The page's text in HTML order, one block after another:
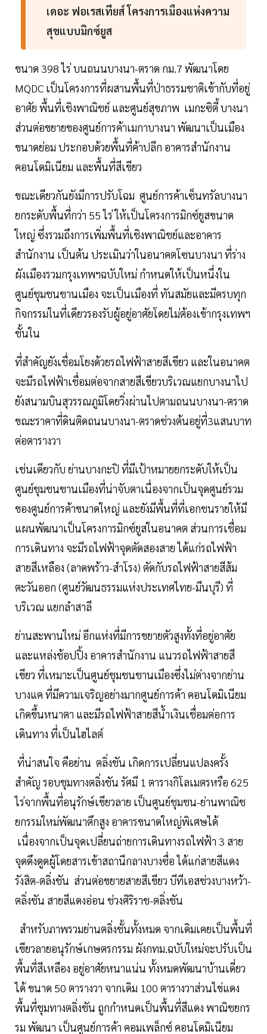
เดอะ ฟอเรสเทียส์ โครงการเมืองแห่งความ
สุขแบบมิกซ์ยูส
ขนาด 398 ไร่ บนถนนบางนา-ตราด กม.7 พัฒนาโดย
MQDC เป็นโครงการที่ผสานพื้นที่ป่าธรรมชาติเข้ากับที่อยู่
อาศัย พื้นที่เชิงพาณิชย์ และศูนย์สุขภาพ เมกะซิตี้ บางนา
ส่วนต่อขยายของศูนย์การค้าเมกาบางนา พัฒนาเป็นเมือง
ขนาดย่อม ประกอบด้วยพื้นที่ค้าปลีก อาคารสำนักงาน
คอนโดมิเนียม และพื้นที่สีเขียว
ขณะเดียวกันยังมีการปรับโฉม ศูนย์การค้าเซ็นทรัลบางนา
ยกระดับพื้นที่กว่า 55 ไร่ ให้เป็นโครงการมิกซ์ยูสขนาด
ใหญ่ ซึ่งรวมถึงการเพิ่มพื้นที่เชิงพาณิชย์และอาคาร
สำนักงาน เป็นต้น ประเมินว่าในอนาคตโซนบางนา ที่ร่าง
ผังเมืองรวมกรุงเทพฯฉบับใหม่ กำหนดให้เป็นหนึ่งใน
ศูนย์ชุมชนชานเมือง จะเป็นเมืองที่ ทันสมัยและมีครบทุก
กิจกรรมในที่เดียวรองรับผู้อยู่อาศัยโดยไม่ต้องเข้ากรุงเทพฯ
ชั้นใน
ที่สำคัญยังเชื่อมโยงด้วยรถไฟฟ้าสายสีเขียว และในอนาคต
จะมีรถไฟฟ้าเชื่อมต่อจากสายสีเขียวบริเวณแยกบางนาไป
ยังสนามบินสุวรรณภูมิโดยวิ่งผ่านไปตามถนนบางนา-ตราด
ขณะราคาที่ดินติดถนนบางนา-ตราดช่วงต้นอยู่ที่3แสนบาท
ต่อตารางวา
เช่นเดียวกับ ย่านบางกะปิ ที่มีเป้าหมายยกระดับให้เป็น
ศูนย์ชุมชนชานเมืองที่น่าจับตาเนื่องจากเป็นจุดศูนย์รวม
ของศูนย์การค้าขนาดใหญ่ และยังมีพื้นที่ที่เอกชนรายให้มี
แผนพัฒนาเป็นโครงการมิกซ์ยูสในอนาคต ส่วนการเชื่อม
การเดินทาง จะมีรถไฟฟ้าจุดตัดสองสาย ได้แก่รถไฟฟ้า
สายสีเหลือง (ลาดพร้าว-สำโรง) ตัดกับรถไฟฟ้าสายสีส้ม
ตะวันออก (ศูนย์วัฒนธรรมแห่งประเทศไทย-มีนบุรี) ที่
บริเวณ แยกลำสาลี
ย่านสะพานใหม่ อีกแห่งที่มีการขยายตัวสูงทั้งที่อยู่อาศัย
และแหล่งช้อปปิ้ง อาคารสำนักงาน แนวรถไฟฟ้าสายสี
เขียว ที่เหมาะเป็นศูนย์ชุมชนชานเมืองซึ่งไม่ต่างจากย่าน
บางแค ที่มีความเจริญอย่างมากศูนย์การค้า คอนโดมิเนียม
เกิดขึ้นหนาตา และมีรถไฟฟ้าสายสีน้ำเงินเชื่อมต่อการ
เดินทาง ที่เป็นไฮไลต์
ที่น่าสนใจ คือย่าน ตลิ่งชัน เกิดการเปลี่ยนแปลงครั้ง
สำคัญ รอบชุมทางตลิ่งชัน รัศมี 1 ตารางกิโลเมตรหรือ 625
ไร่จากพื้นที่อนุรักษ์เขียวลาย เป็นศูนย์ชุมชน-ย่านพาณิช
ยกรรมใหม่พัฒนาตึกสูง อาคารขนาดใหญ่พิเศษได้
เนื่องจากเป็นจุดเปลี่ยนถ่ายการเดินทางรถไฟฟ้า 3 สาย
จุดดึงดูดผู้โดยสารเข้าสถานีกลางบางซื่อ ได้แก่สายสีแดง
รังสิต-ตลิ่งชัน ส่วนต่อขยายสายสีเขียว บีทีเอสช่วงบางหว้า-
ตลิ่งชัน สายสีแดงอ่อน ช่วงศิริราช-ตลิ่งชัน
สำหรับภาพรวมย่านตลิ่งชั้นทั้งหมด จากเดิมเคยเป็นพื้นที่
เขียวลายอนุรักษ์เกษตรกรรม ผังกทม.ฉบับใหม่จะปรับเป็น
พื้นที่สีเหลือง อยู่อาศัยหนาแน่น ทั้งหมดพัฒนาบ้านเดี่ยว
ได้ ขนาด 50 ตารางวา จากเดิม 100 ตารางวาส่วนไข่แดง
พื้นที่ชุมทางตลิ่งชัน ถูกกำหนดเป็นพื้นที่สีแดง พาณิชยกร
รม พัฒนา เป็นศูนย์การค้า คอมเพล็กซ์ คอนโดมิเนียม